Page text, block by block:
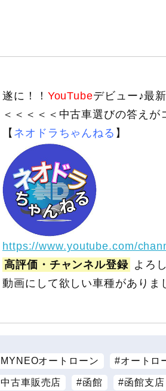
遂に！！ YouTubeデビュー♪最
＜＜＜＜＜中古車選びの答えが
【 ネオドラちゃんねる 】
https://www.youtube.com/
高評価・チャンネル登録 よろ
動画にして欲しい車種がありま
MYNEOオートローン オートロ
中古車販売店 函館 函館支店